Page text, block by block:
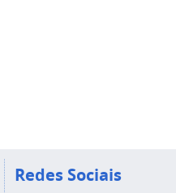
Redes Sociais